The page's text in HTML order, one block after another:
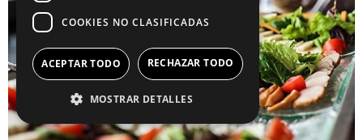
COOKIES NO CLASIFICADAS
ACEPTAR TODO RECHAZAR TODO
MOSTRAR DETALLES